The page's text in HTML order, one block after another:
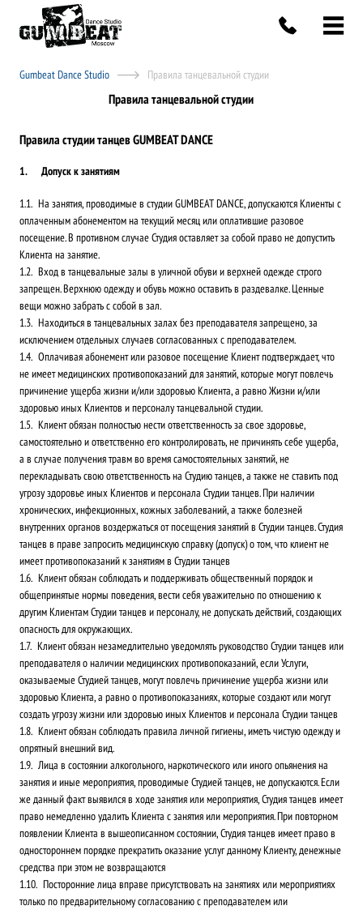
Gumbeat Dance Studio
Правила танцевальной студии
Правила танцевальной студии
Правила студии танцев GUMBEAT DANCE
Допуск к занятиям
На занятия, проводимые в студии GUMBEAT DANCE, допускаются Клиенты с
оплаченным абонементом на текущий месяц или оплатившие разовое
посещение. В противном случае Студия оставляет за собой право не допустить
Клиента на занятие.
Вход в танцевальные залы в уличной обуви и верхней одежде строго
запрещен. Верхнюю одежду и обувь можно оставить в раздевалке. Ценные
вещи можно забрать с собой в зал.
Находиться в танцевальных залах без преподавателя запрещено, за
исключением отдельных случаев согласованных с преподавателем.
Оплачивая абонемент или разовое посещение Клиент подтверждает, что
не имеет медицинских противопоказаний для занятий, которые могут повлечь
причинение ущерба жизни и/или здоровью Клиента, а равно Жизни и/или
здоровью иных Клиентов и персоналу танцевальной студии.
Клиент обязан полностью нести ответственность за свое здоровье,
самостоятельно и ответственно его контролировать, не причинять себе ущерба,
а в случае получения травм во время самостоятельных занятий, не
перекладывать свою ответственность на Студию танцев, а также не ставить под
угрозу здоровье иных Клиентов и персонала Студии танцев. При наличии
хронических, инфекционных, кожных заболеваний, а также болезней
внутренних органов воздержаться от посещения занятий в Студии танцев. Студия
танцев в праве запросить медицинскую справку (допуск) о том, что клиент не
имеет противопоказаний к занятиям в Студии танцев
Клиент обязан соблюдать и поддерживать общественный порядок и
общепринятые нормы поведения, вести себя уважительно по отношению к
другим Клиентам Студии танцев и персоналу, не допускать действий, создающих
опасность для окружающих.
Клиент обязан незамедлительно уведомлять руководство Студии танцев или
преподавателя о наличии медицинских противопоказаний, если Услуги,
оказываемые Студией танцев, могут повлечь причинение ущерба жизни или
здоровью Клиента, а равно о противопоказаниях, которые создают или могут
создать угрозу жизни или здоровью иных Клиентов и персонала Студии танцев
Клиент обязан соблюдать правила личной гигиены, иметь чистую одежду и
опрятный внешний вид.
Лица в состоянии алкогольного, наркотического или иного опьянения на
занятия и иные мероприятия, проводимые Студией танцев, не допускаются. Если
же данный факт выявился в ходе занятия или мероприятия, Студия танцев имеет
право немедленно удалить Клиента с занятия или мероприятия. При повторном
появлении Клиента в вышеописанном состоянии, Студия танцев имеет право в
одностороннем порядке прекратить оказание услуг данному Клиенту, денежные
средства при этом не возвращаются
Посторонние лица вправе присутствовать на занятиях или мероприятиях
только по предварительному согласованию с преподавателем или